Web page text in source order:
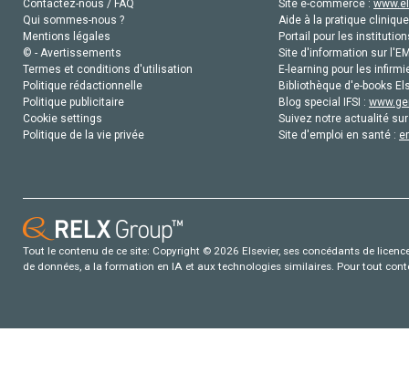
Contactez-nous / FAQ
Qui sommes-nous ?
Mentions légales
© - Avertissements
Termes et conditions d'utilisation
Politique rédactionnelle
Politique publicitaire
Cookie settings
Politique de la vie privée
Site e-commerce :
Aide à la pratique
Portail pour les
Site d'information sur
E-learning pour les
Bibliothèque d'e-books
Blog special IFSI :
Suivez notre actualité
Site d'emploi en santé :
Tout le contenu de ce site: Copyright © 2026 Elsevier, ses concédants de
de données, a la formation en IA et aux technologies similaires. Pour tout